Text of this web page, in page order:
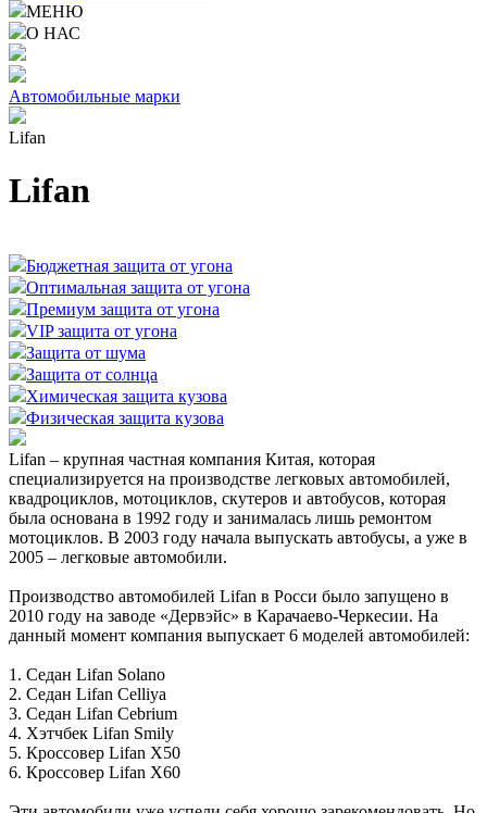
МЕНЮ
О НАС
Автомобильные марки
Lifan
Lifan
Бюджетная защита от угона
Оптимальная защита от угона
Премиум защита от угона
VIP защита от угона
Защита от шума
Защита от солнца
Химическая защита кузова
Физическая защита кузова
Lifan – крупная частная компания Китая, которая
специализируется на производстве легковых автомобилей,
квадроциклов, мотоциклов, скутеров и автобусов, которая
была основана в 1992 году и занималась лишь ремонтом
мотоциклов. В 2003 году начала выпускать автобусы, а уже в
2005 – легковые автомобили.
Производство автомобилей Lifan в Росси было запущено в
2010 году на заводе «Дервэйс» в Карачаево-Черкесии. На
данный момент компания выпускает 6 моделей автомобилей:
1. Седан Lifan Solano
2. Седан Lifan Celliya
3. Седан Lifan Cebrium
4. Хэтчбек Lifan Smily
5. Кроссовер Lifan X50
6. Кроссовер Lifan X60